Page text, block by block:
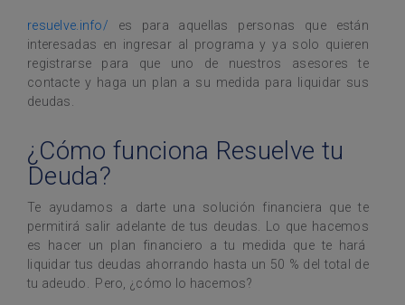
resuelve.info/ es para aquellas personas que están
interesadas en ingresar al programa y ya solo quieren
registrarse para que uno de nuestros asesores te
contacte y haga un plan a su medida para liquidar sus
deudas.
¿Cómo funciona Resuelve tu
Deuda?
Te ayudamos a darte una solución financiera que te
permitirá salir adelante de tus deudas. Lo que hacemos
es hacer un plan financiero a tu medida que te hará
liquidar tus deudas ahorrando hasta un 50 % del total de
tu adeudo. Pero, ¿cómo lo hacemos?